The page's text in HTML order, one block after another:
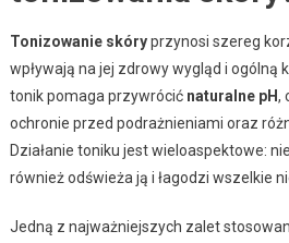
Tonizowanie skóryprzynosi szereg
wpływają na jej zdrowy wygląd i ogólną
tonik pomaga przywrócić naturalne pH,
ochronie przed podrażnieniami oraz
Działanie toniku jest wieloaspektowe:
również odświeża ją i łagodzi wszelkie
Jedną z najważniejszych zalet